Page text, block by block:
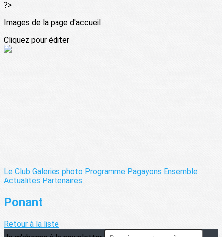
?>
Images de la page d'accueil
Cliquez pour éditer
Le Club Galeries photo Programme Pagayons Ensemble
Actualités Partenaires
Ponant
Retour à la liste